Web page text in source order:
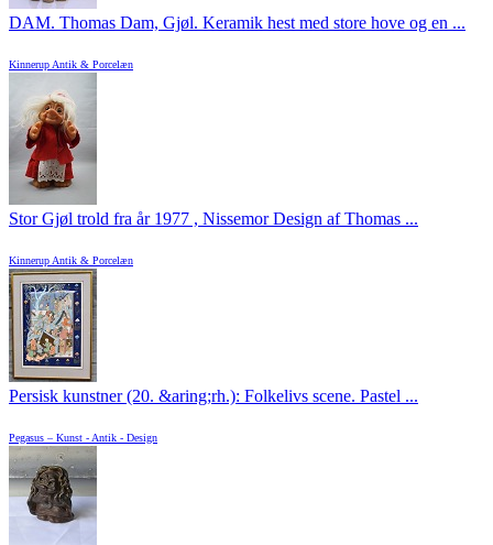
DAM. Thomas Dam, Gjøl. Keramik hest med store hove og en ...
Kinnerup Antik & Porcelæn
Stor Gjøl trold fra år 1977 , Nissemor Design af Thomas ...
Kinnerup Antik & Porcelæn
Persisk kunstner (20. &aring;rh.): Folkelivs scene. Pastel ...
Pegasus – Kunst - Antik - Design